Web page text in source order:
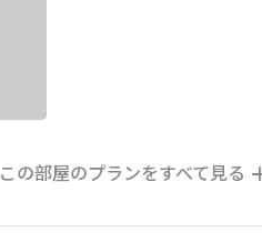
この部屋のプランをすべて見る